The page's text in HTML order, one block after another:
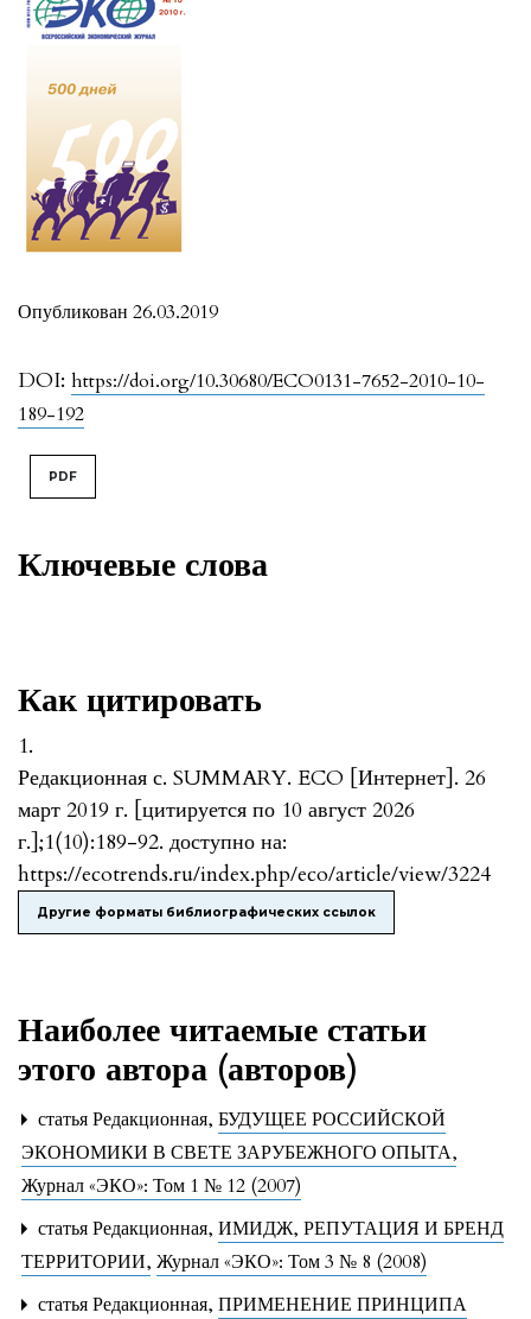
DOI: https://doi.org/10.30680/ECO0131-7652-2010-10-
189-192
Опубликован 26.03.2019
Ключевые слова
Как цитировать
1.
Редакционная с. SUMMARY. ECO [Интернет]. 26
март 2019 г. [цитируется по 10 август 2026
г.];1(10):189-92. доступно на:
https://ecotrends.ru/index.php/eco/article/view/3224
Другие форматы библиографических ссылок
PDF
Наиболее читаемые статьи
этого автора (авторов)
статья Редакционная, БУДУЩЕЕ РОССИЙСКОЙ
ЭКОНОМИКИ В СВЕТЕ ЗАРУБЕЖНОГО ОПЫТА,
Журнал «ЭКО»: Том 1 № 12 (2007)
статья Редакционная, ИМИДЖ, РЕПУТАЦИЯ И БРЕНД
ТЕРРИТОРИИ, Журнал «ЭКО»: Том 3 № 8 (2008)
статья Редакционная, ПРИМЕНЕНИЕ ПРИНЦИПА